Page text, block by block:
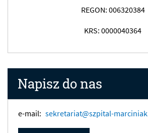
REGON: 006320384
KRS: 0000040364
Napisz do nas
e-mail: sekretariat@szpital-